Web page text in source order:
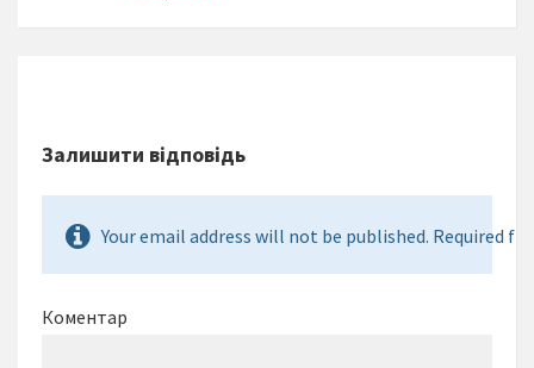
Залишити відповідь
Your email address will not be published. Required
Коментар